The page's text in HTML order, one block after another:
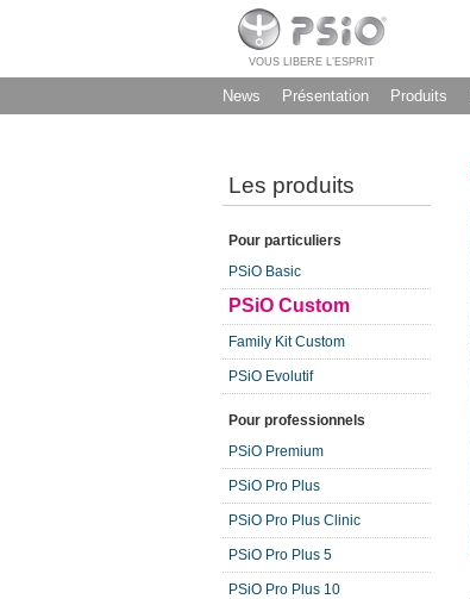
VOUS LIBERE L’ESPRIT
News Présentation Produits
Les produits
Pour particuliers
PSiO Basic
PSiO Custom
Family Kit Custom
PSiO Evolutif
Pour professionnels
PSiO Premium
PSiO Pro Plus
PSiO Pro Plus Clinic
PSiO Pro Plus 5
PSiO Pro Plus 10